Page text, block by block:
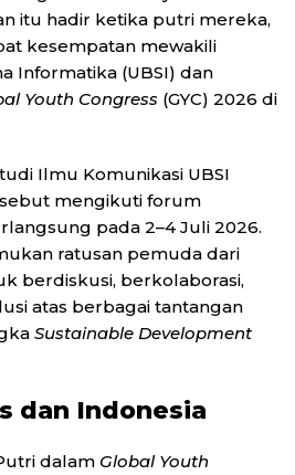
itu hadir ketika putri mereka,
kesempatan mewakili
Informatika (UBSI) dan
Youth Congress (GYC) 2026 di
Ilmu Komunikasi UBSI
mengikuti forum
pada 2–4 Juli 2026.
ratusan pemuda dari
berdiskusi, berkolaborasi,
atas berbagai tantangan
Sustainable Development
dan Indonesia
dalam Global Youth